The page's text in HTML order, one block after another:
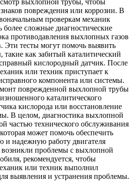
выхлопной трубы, чтобы
повреждения или коррозии. В
проверкам механик
сложные диагностические
противодавления выхлопных газов
Эти тесты могут помочь выявить
как забитый каталитический
кислородный датчик. После
или техник приступает к
компонента или системы.
поврежденной выхлопной трубы
каталитического
кислорода или восстановление
В целом, диагностика выхлопной
частью технического обслуживания
может помочь обеспечить
и надежную работу двигателя
возникли проблемы с выхлопной
рекомендуется, чтобы
или техник выполнил
выявления и устранения проблемы.